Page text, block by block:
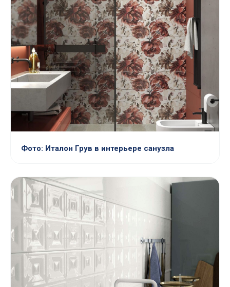
Фото: Италон Грув в интерьере санузла